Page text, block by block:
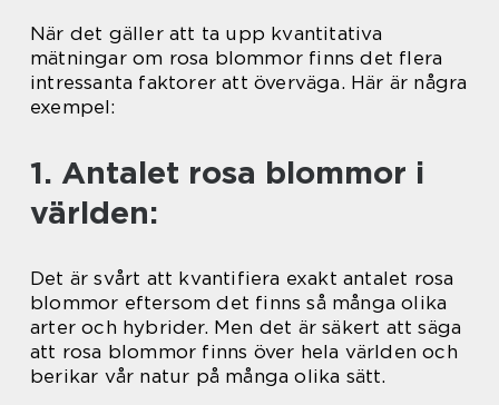
När det gäller att ta upp kvantitativa
mätningar om rosa blommor finns det flera
intressanta faktorer att överväga. Här är några
exempel:
1. Antalet rosa blommor i
världen:
Det är svårt att kvantifiera exakt antalet rosa
blommor eftersom det finns så många olika
arter och hybrider. Men det är säkert att säga
att rosa blommor finns över hela världen och
berikar vår natur på många olika sätt.